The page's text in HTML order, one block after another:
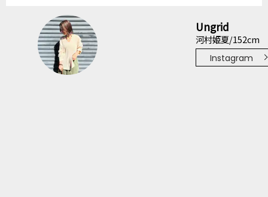
Ungrid
河村姫夏/152cm
Instagram